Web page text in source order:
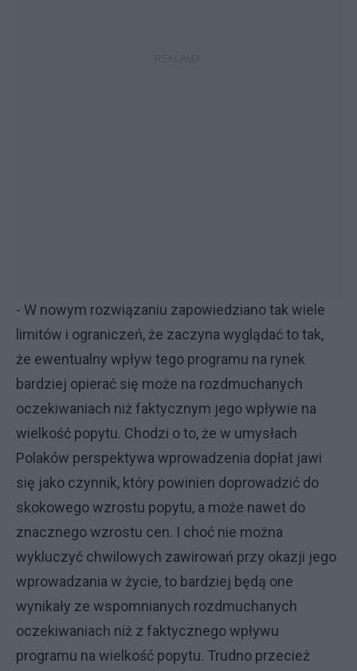
- W nowym rozwiązaniu zapowiedziano tak wiele
limitów i ograniczeń, że zaczyna wyglądać to tak,
że ewentualny wpływ tego programu na rynek
bardziej opierać się może na rozdmuchanych
oczekiwaniach niż faktycznym jego wpływie na
wielkość popytu. Chodzi o to, że w umysłach
Polaków perspektywa wprowadzenia dopłat jawi
się jako czynnik, który powinien doprowadzić do
skokowego wzrostu popytu, a może nawet do
znacznego wzrostu cen. I choć nie można
wykluczyć chwilowych zawirowań przy okazji jego
wprowadzania w życie, to bardziej będą one
wynikały ze wspomnianych rozdmuchanych
oczekiwaniach niż z faktycznego wpływu
programu na wielkość popytu. Trudno przecież